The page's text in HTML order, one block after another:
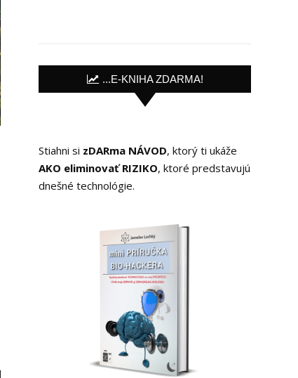
...E-KNIHA ZDARMA!
Stiahni si zDARma NÁVOD, ktorý ti ukáže
AKO eliminovať RIZIKO, ktoré predstavujú
dnešné technológie.